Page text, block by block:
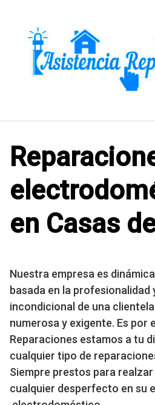
contenido
en Casas
Nuestra empresa es
basada en la profesionalidad
incondicional de una
numerosa y exigente. Es por
Reparaciones estamos a tu
cualquier tipo de
Siempre prestos para
cualquier desperfecto en su